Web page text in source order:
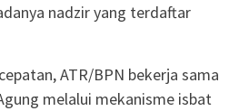
nadzir yang terdaftar
ATR/BPN bekerja sama
melalui mekanisme isbat